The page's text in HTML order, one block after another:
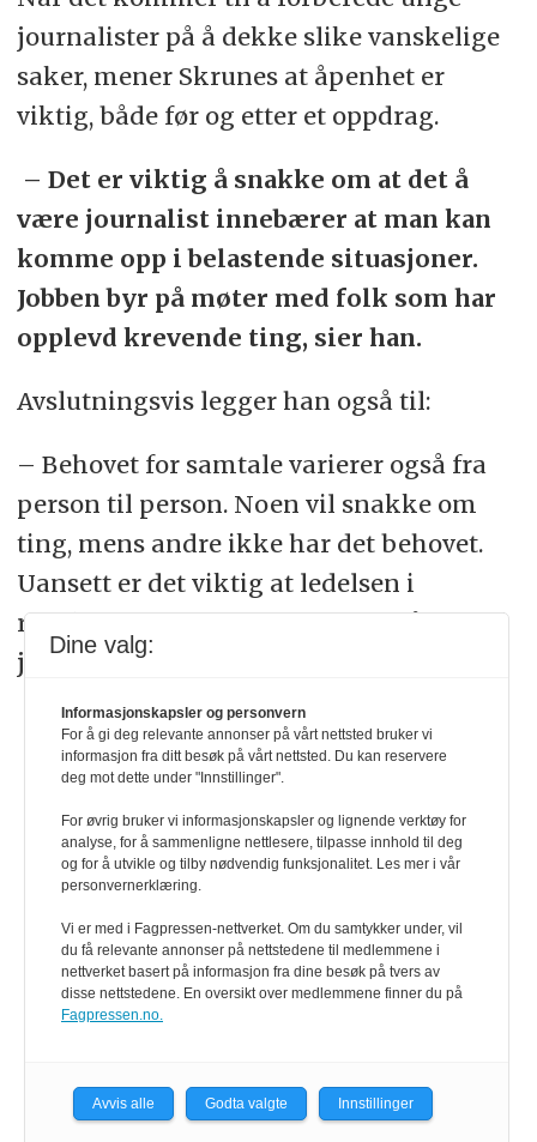
journalister på å dekke slike vanskelige
saker, mener Skrunes at åpenhet er
viktig, både før og etter et oppdrag.
– Det er viktig å snakke om at det å
være journalist innebærer at man kan
komme opp i belastende situasjoner.
Jobben byr på møter med folk som har
opplevd krevende ting, sier han.
Avslutningsvis legger han også til:
– Behovet for samtale varierer også fra
person til person. Noen vil snakke om
ting, mens andre ikke har det behovet.
Uansett er det viktig at ledelsen i
redaksjonen stiller disse spørsmålene til
journalistene.
SARAH SØRHEIM
NYHET
TROND OLAV SKRUNES
MORTEN ANDERSEN
MARIUS TETLIE
KARIANNE SOLBRÆKKE
JAN THOMAS HOLMLUND
Dine valg:
Informasjonskapsler og personvern
For å gi deg relevante annonser på vårt nettsted bruker vi
informasjon fra ditt besøk på vårt nettsted. Du kan reservere
deg mot dette under "Innstillinger".
For øvrig bruker vi informasjonskapsler og lignende verktøy for
analyse, for å sammenligne nettlesere, tilpasse innhold til deg
og for å utvikle og tilby nødvendig funksjonalitet. Les mer i vår
personvernerklæring.
Vi er med i Fagpressen-nettverket. Om du samtykker under, vil
du få relevante annonser på nettstedene til medlemmene i
nettverket basert på informasjon fra dine besøk på tvers av
disse nettstedene. En oversikt over medlemmene finner du på
Fagpressen.no.
Avvis alle Godta valgte Innstillinger